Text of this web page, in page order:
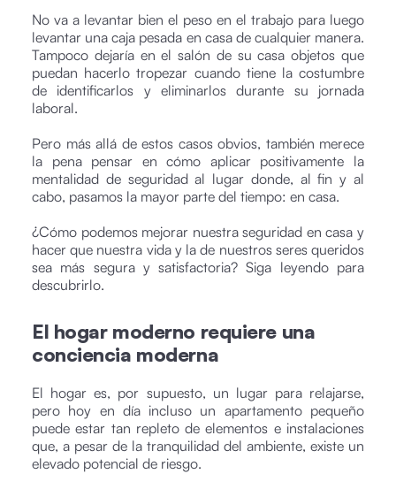
No va a levantar bien el peso en el trabajo para luego
levantar una caja pesada en casa de cualquier manera.
Tampoco dejaría en el salón de su casa objetos que
puedan hacerlo tropezar cuando tiene la costumbre
de identificarlos y eliminarlos durante su jornada
laboral.
Pero más allá de estos casos obvios, también merece
la pena pensar en cómo aplicar positivamente la
mentalidad de seguridad al lugar donde, al fin y al
cabo, pasamos la mayor parte del tiempo: en casa.
¿Cómo podemos mejorar nuestra seguridad en casa y
hacer que nuestra vida y la de nuestros seres queridos
sea más segura y satisfactoria? Siga leyendo para
descubrirlo.
El hogar moderno requiere una
conciencia moderna
El hogar es, por supuesto, un lugar para relajarse,
pero hoy en día incluso un apartamento pequeño
puede estar tan repleto de elementos e instalaciones
que, a pesar de la tranquilidad del ambiente, existe un
elevado potencial de riesgo.